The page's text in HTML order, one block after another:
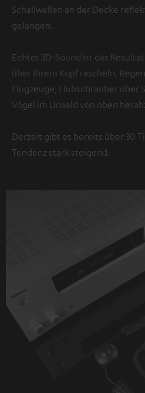
Schallwellen an der Decke
gelangen.
Echter 3D-Sound ist das
über Ihrem Kopf rascheln,
Flugzeuge, Hubschrauber über
Vögel im Urwald von oben
Derzeit gibt es bereits über 30
Tendenz stark steigend.